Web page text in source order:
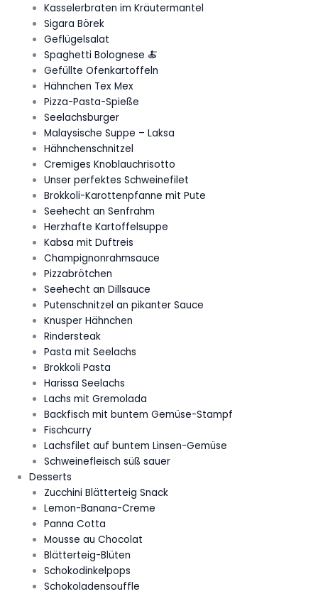
Kasselerbraten im Kräutermantel
Sigara Börek
Geflügelsalat
Spaghetti Bolognese 🍝
Gefüllte Ofenkartoffeln
Hähnchen Tex Mex
Pizza-Pasta-Spieße
Seelachsburger
Malaysische Suppe – Laksa
Hähnchenschnitzel
Cremiges Knoblauchrisotto
Unser perfektes Schweinefilet
Brokkoli-Karottenpfanne mit Pute
Seehecht an Senfrahm
Herzhafte Kartoffelsuppe
Kabsa mit Duftreis
Champignonrahmsauce
Pizzabrötchen
Seehecht an Dillsauce
Putenschnitzel an pikanter Sauce
Knusper Hähnchen
Rindersteak
Pasta mit Seelachs
Brokkoli Pasta
Harissa Seelachs
Lachs mit Gremolada
Backfisch mit buntem Gemüse-Stampf
Fischcurry
Lachsfilet auf buntem Linsen-Gemüse
Schweinefleisch süß sauer
Desserts
Zucchini Blätterteig Snack
Lemon-Banana-Creme
Panna Cotta
Mousse au Chocolat
Blätterteig-Blüten
Schokodinkelpops
Schokoladensouffle